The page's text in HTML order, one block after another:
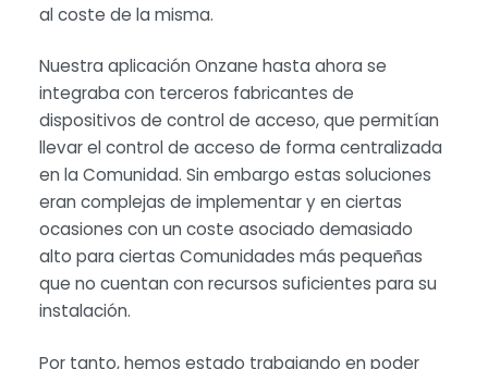
al coste de la misma.
Nuestra aplicación Onzane hasta ahora se
integraba con terceros fabricantes de
dispositivos de control de acceso, que permitían
llevar el control de acceso de forma centralizada
en la Comunidad. Sin embargo estas soluciones
eran complejas de implementar y en ciertas
ocasiones con un coste asociado demasiado
alto para ciertas Comunidades más pequeñas
que no cuentan con recursos suficientes para su
instalación.
Por tanto, hemos estado trabajando en poder